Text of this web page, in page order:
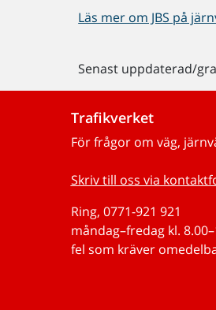
Läs mer om JBS på
Senast uppdaterad/
Trafikverket
För frågor om väg,
Skriv till oss via
Ring, 0771-921 921
måndag–fredag kl.
fel som kräver